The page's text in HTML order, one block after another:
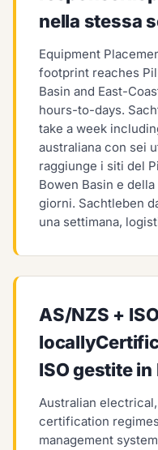
nella stessa
Equipment
footprint reaches
Basin and East-
hours-to-days.
take a week
australiana con sei
raggiunge i siti del
Bowen Basin e
giorni. Sachtleben
una settimana,
AS/NZS +
locally
ISO gestite in
Australian
certification regimes
management